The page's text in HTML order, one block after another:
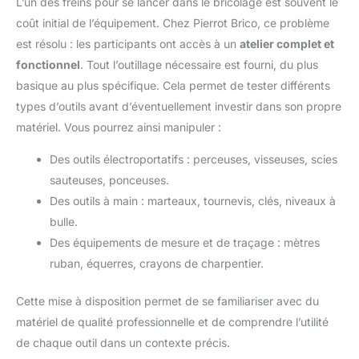
coût initial de l’équipement. Chez Pierrot Brico, ce problème
est résolu : les participants ont accès à un atelier complet et
fonctionnel. Tout l’outillage nécessaire est fourni, du plus
basique au plus spécifique. Cela permet de tester différents
types d’outils avant d’éventuellement investir dans son propre
matériel. Vous pourrez ainsi manipuler :
Des outils électroportatifs : perceuses, visseuses, scies
sauteuses, ponceuses.
Des outils à main : marteaux, tournevis, clés, niveaux à
bulle.
Des équipements de mesure et de traçage : mètres
ruban, équerres, crayons de charpentier.
Cette mise à disposition permet de se familiariser avec du
matériel de qualité professionnelle et de comprendre l’utilité
de chaque outil dans un contexte précis.